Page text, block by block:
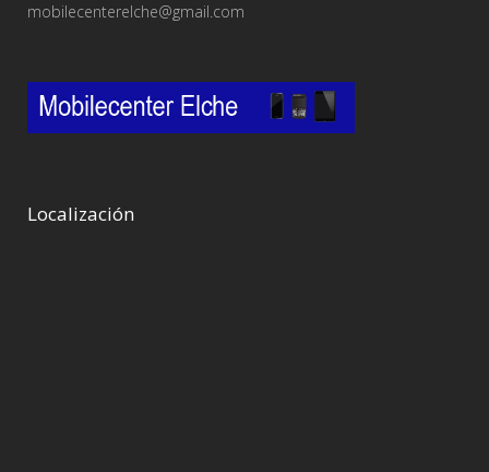
mobilecenterelche@gmail.com
Localización